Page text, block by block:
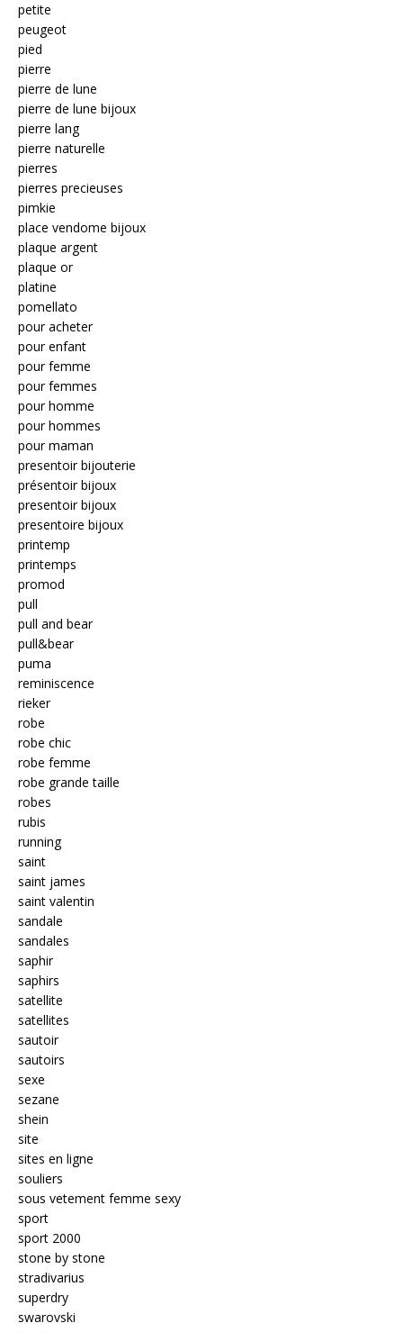
petite
peugeot
pied
pierre
pierre de lune
pierre de lune bijoux
pierre lang
pierre naturelle
pierres
pierres precieuses
pimkie
place vendome bijoux
plaque argent
plaque or
platine
pomellato
pour acheter
pour enfant
pour femme
pour femmes
pour homme
pour hommes
pour maman
presentoir bijouterie
présentoir bijoux
presentoir bijoux
presentoire bijoux
printemp
printemps
promod
pull
pull and bear
pull&bear
puma
reminiscence
rieker
robe
robe chic
robe femme
robe grande taille
robes
rubis
running
saint
saint james
saint valentin
sandale
sandales
saphir
saphirs
satellite
satellites
sautoir
sautoirs
sexe
sezane
shein
site
sites en ligne
souliers
sous vetement femme sexy
sport
sport 2000
stone by stone
stradivarius
superdry
swarovski